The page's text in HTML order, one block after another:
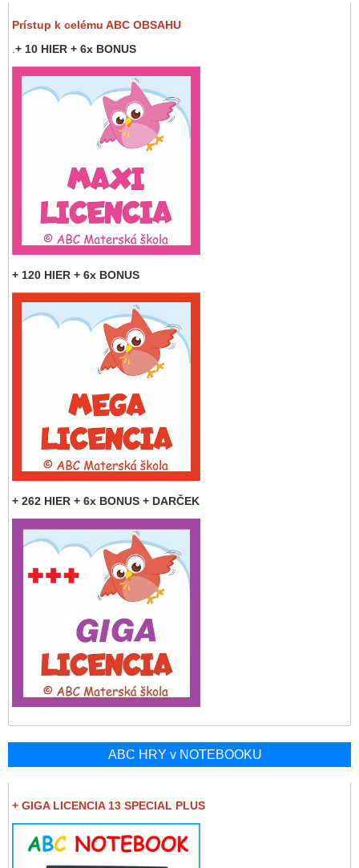
Prístup k celému ABC OBSAHU
+ 10 HIER + 6x BONUS
+ 120 HIER + 6x BONUS
+ 262 HIER + 6x BONUS + DARČEK
ABC HRY v NOTEBOOKU
+ GIGA LICENCIA 13 SPECIAL PLUS